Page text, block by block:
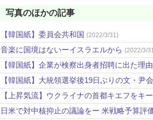
写真のほかの記事
【韓国紙】委員会共和国 (2022/3/31)
音楽に国境はないーイスラエルから (2022/3/
【韓国紙】企業が検察出身者招聘に出た
【韓国紙】大統領選挙後19日ぶりの文・尹
【上昇気流】ウクライナの首都キエフをキ
日米で対中核抑止の議論をー 米戦略予算評